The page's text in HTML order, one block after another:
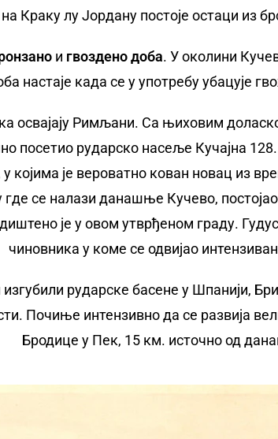
Краку лу Јордану постоје остаци из
и гвоздено доба. У околини
настаје када се у употребу убацује
освајају Римљани. Са њиховим
посетио рударско насеље Кучајна
у којима је вероватно кован новац из
се налази данашње Кучево,
је у овом утврђеном граду.
чиновника у коме се одвијао
рударске басене у Шпанији,
Почиње интензивно да се развија
Бродице у Пек, 15 км. источно од